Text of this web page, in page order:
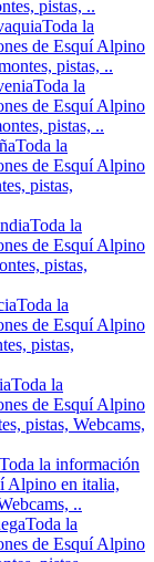
pistas, ..
Toda la
de Esquí Alpino
pistas, ..
Toda la
de Esquí Alpino
pistas, ..
Toda la
de Esquí Alpino
pistas,
Toda la
de Esquí Alpino
pistas,
Toda la
de Esquí Alpino
pistas,
Toda la
de Esquí Alpino
pistas, Webcams,
Toda la información
Alpino en italia,
..
Toda la
de Esquí Alpino